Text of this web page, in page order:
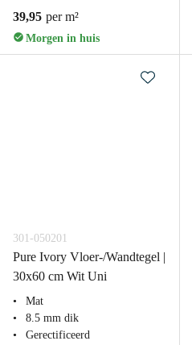
39,95 per m²
Morgen in huis
301-050201
Pure Ivory Vloer-/Wandtegel |
30x60 cm Wit Uni
Mat
8.5 mm dik
Gerectificeerd